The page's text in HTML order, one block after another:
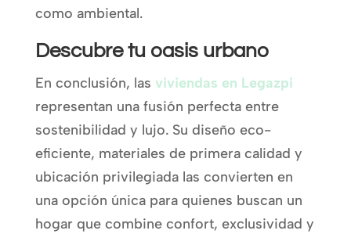
como ambiental.
Descubre tu oasis urbano
En conclusión, las viviendas en Legazpi
representan una fusión perfecta entre
sostenibilidad y lujo. Su diseño eco-
eficiente, materiales de primera calidad y
ubicación privilegiada las convierten en
una opción única para quienes buscan un
hogar que combine confort, exclusividad y